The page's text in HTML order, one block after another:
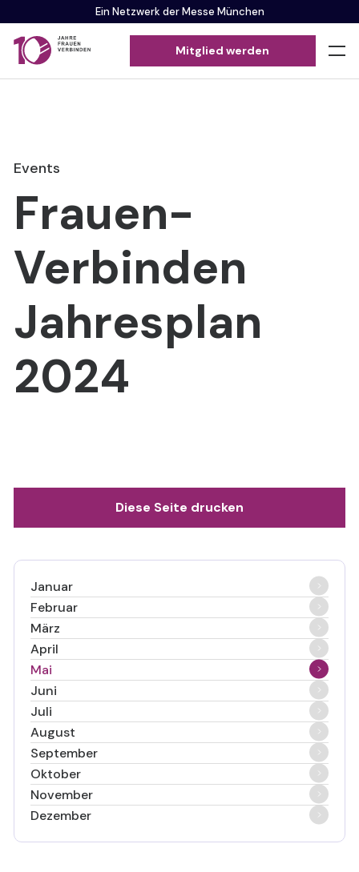
Ein Netzwerk der Messe München
Mitglied werden
Events
Frauen-
Verbinden
Jahresplan
2024
Diese Seite drucken
Januar
Februar
März
April
Mai
Juni
Juli
August
September
Oktober
November
Dezember